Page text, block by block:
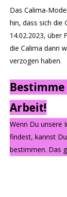
Das Calima-
hin, dass sich die
14.02.2023, über
die Calima dann
verzogen haben.
Arbeit!
Wenn Du unsere
findest, kannst
bestimmen. Das